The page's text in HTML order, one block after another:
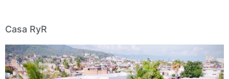
Casa RyR